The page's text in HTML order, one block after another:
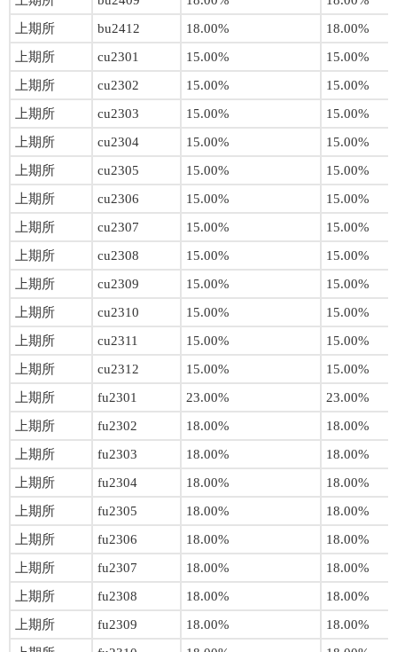
上期所
bu2412 18.00%
18.00%
上期所
cu2301 15.00%
15.00%
上期所
cu2302 15.00%
15.00%
上期所
cu2303 15.00%
15.00%
上期所
cu2304 15.00%
15.00%
上期所
cu2305 15.00%
15.00%
上期所
cu2306 15.00%
15.00%
上期所
cu2307 15.00%
15.00%
上期所
cu2308 15.00%
15.00%
上期所
cu2309 15.00%
15.00%
上期所
cu2310 15.00%
15.00%
上期所
cu2311 15.00%
15.00%
上期所
cu2312 15.00%
15.00%
上期所
fu2301 23.00%
23.00%
上期所
fu2302 18.00%
18.00%
上期所
fu2303 18.00%
18.00%
上期所
fu2304 18.00%
18.00%
上期所
fu2305 18.00%
18.00%
上期所
fu2306 18.00%
18.00%
上期所
fu2307 18.00%
18.00%
上期所
fu2308 18.00%
18.00%
上期所
fu2309 18.00%
18.00%